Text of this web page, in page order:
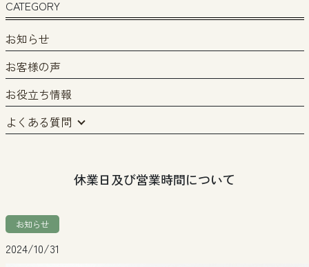
CATEGORY
お知らせ
お客様の声
お役立ち情報
よくある質問
休業日及び営業時間について
お知らせ
2024/10/31